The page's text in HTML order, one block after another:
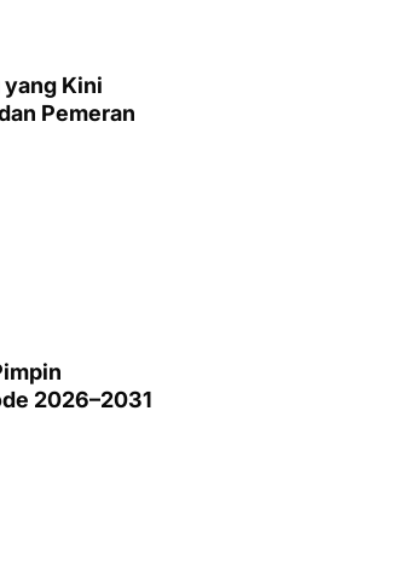
yang Kini
Pemeran
2026–2031